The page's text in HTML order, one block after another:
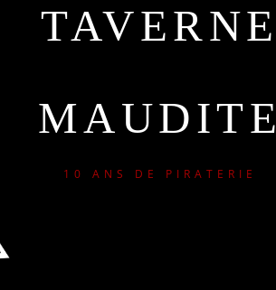
TAVERNE
MAUDITE
10 ANS DE PIRATERIE